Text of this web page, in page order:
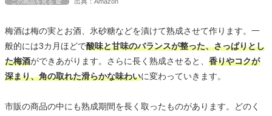
この商品を見る
梅酒は梅の実とお酒、氷砂糖などを漬けて熟成させて作ります。一
般的には3カ月ほどで酸味と甘味のバランスが整った、さっぱりとし
た梅酒ができあがります。さらに長く熟成させると、 香りやコクが
深まり、角の取れた滑らかな味わいに変わっていきます。
市販の商品の中にも熟成期間を長く取ったものがあります。どのく